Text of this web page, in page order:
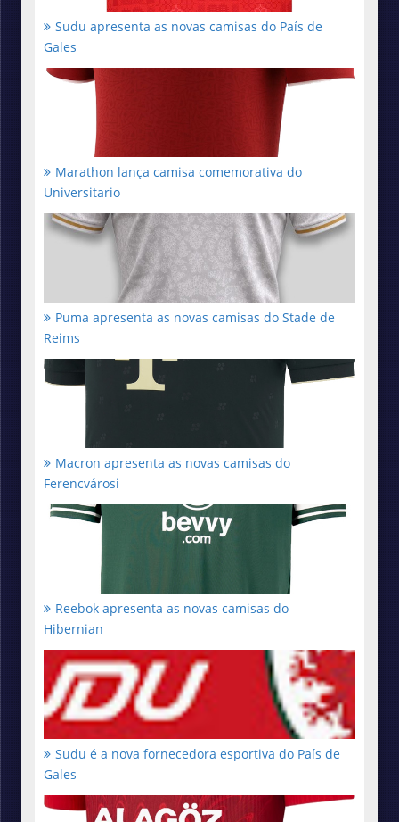
Sudu apresenta as novas camisas do País de
Gales
Marathon lança camisa comemorativa do
Universitario
Puma apresenta as novas camisas do Stade de
Reims
Macron apresenta as novas camisas do
Ferencvárosi
Reebok apresenta as novas camisas do
Hibernian
Sudu é a nova fornecedora esportiva do País de
Gales